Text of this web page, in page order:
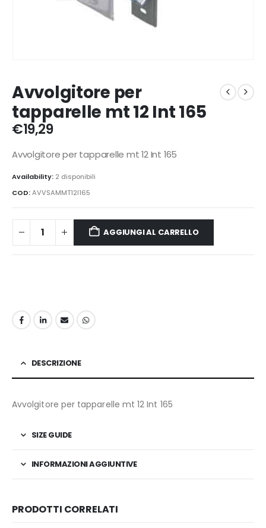
Avvolgitore per
tapparelle mt 12 Int 165
€19,29
Avvolgitore per tapparelle mt 12 Int 165
Availability: 2 disponibili
COD:AVVSAMMT12I165
AGGIUNGI AL CARRELLO
DESCRIZIONE
Avvolgitore per tapparelle mt 12 Int 165
SIZE GUIDE
INFORMAZIONI AGGIUNTIVE
PRODOTTI CORRELATI